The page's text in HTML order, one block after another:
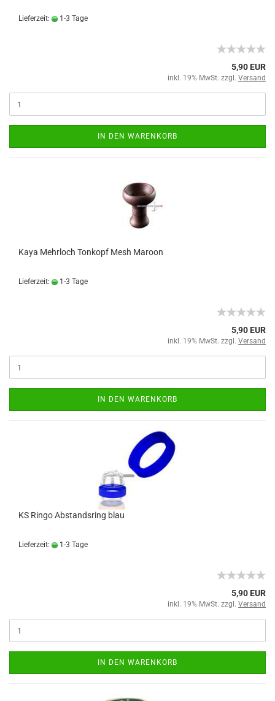
Lieferzeit: 1-3 Tage
5,90 EUR
inkl. 19% MwSt. zzgl. Versand
IN DEN WARENKORB
Kaya Mehrloch Tonkopf Mesh Maroon
Lieferzeit: 1-3 Tage
5,90 EUR
inkl. 19% MwSt. zzgl. Versand
IN DEN WARENKORB
KS Ringo Abstandsring blau
Lieferzeit: 1-3 Tage
5,90 EUR
inkl. 19% MwSt. zzgl. Versand
IN DEN WARENKORB